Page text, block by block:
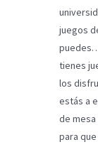
juegos
tienes
los
estás a
de
para